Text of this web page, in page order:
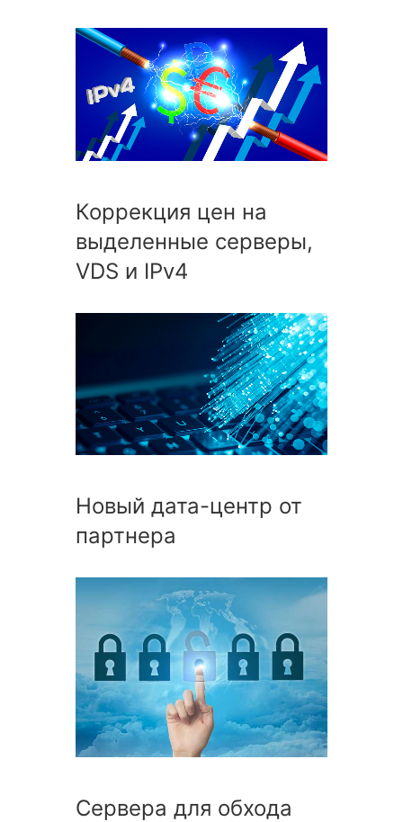
Коррекция цен на
выделенные серверы,
VDS и IPv4
Новый дата-центр от
партнера
Сервера для обхода